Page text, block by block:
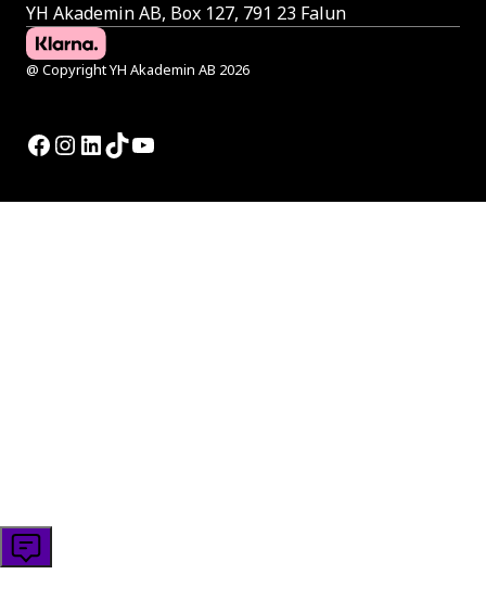
YH Akademin AB, Box 127, 791 23 Falun
@ Copyright YH Akademin AB 2026
Facebook
Instagram
LinkedIn
TikTok
YouTube